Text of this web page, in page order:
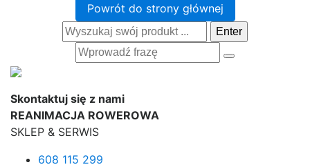
Powrót do strony głównej
Enter
Skontaktuj się z nami
REANIMACJA ROWEROWA
SKLEP & SERWIS
608 115 299